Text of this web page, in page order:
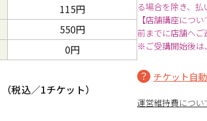
115円
550円
0円
（税込／1チケット）
る場合を除き、払
【店舗講座につ
前までに店舗へご
※ご受講開始後は
チケット自
運営維持費につい